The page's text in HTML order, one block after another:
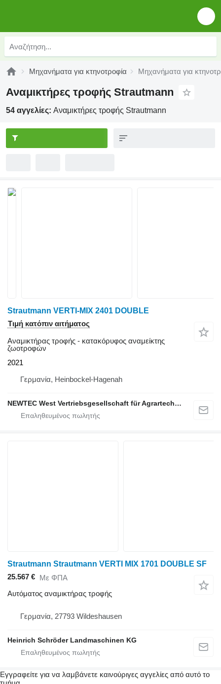
Μηχανήματα για κτηνοτροφία Μηχανήματα για
Αναμικτήρες τροφής Strautmann
54 αγγελίες: Αναμικτήρες τροφής Strautmann
Strautmann VERTI-MIX 2401 DOUBLE
Τιμή κατόπιν αιτήματος
Αναμικτήρας τροφής - κατακόρυφος αναμείκτης
ζωοτροφών
2021
Γερμανία, Heinbockel-Hagenah
NEWTEC West Vertriebsgesellschaft für Agrartechnik mbH
Strautmann Strautmann VERTI MIX 1701 DOUBLE SF
25.567 € Με ΦΠΑ
Αυτόματος αναμικτήρας τροφής
Γερμανία, 27793 Wildeshausen
Heinrich Schröder Landmaschinen KG
Εγγραφείτε για να λαμβάνετε καινούριγες αγγελίες από αυτό το